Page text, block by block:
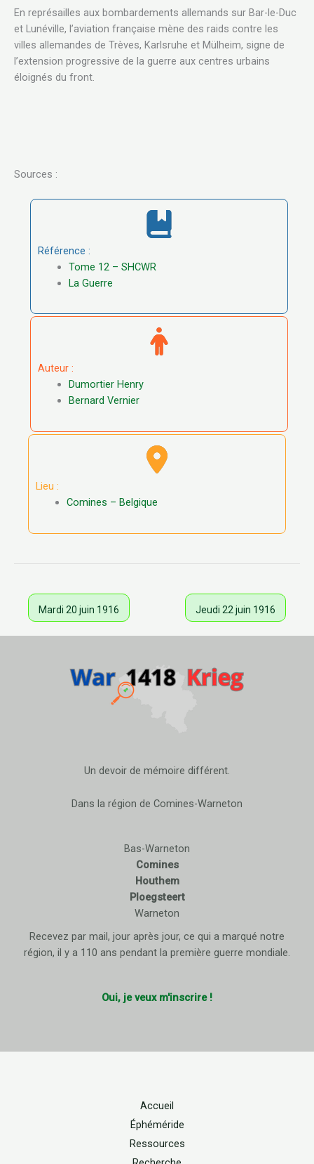
En représailles aux bombardements allemands sur Bar-le-Duc
et Lunéville, l’aviation française mène des raids contre les
villes allemandes de Trèves, Karlsruhe et Mülheim, signe de
l’extension progressive de la guerre aux centres urbains
éloignés du front.
Sources :
Référence :
Tome 12 – SHCWR
La Guerre
Auteur :
Dumortier Henry
Bernard Vernier
Lieu :
Comines – Belgique
Mardi 20 juin 1916 Jeudi 22 juin 1916
Un devoir de mémoire différent.
Dans la région de Comines-Warneton
Bas-Warneton
Comines
Houthem
Ploegsteert
Warneton
Recevez par mail, jour après jour, ce qui a marqué notre
région, il y a 110 ans pendant la première guerre mondiale.
Oui, je veux m'inscrire !
Accueil
Éphéméride
Ressources